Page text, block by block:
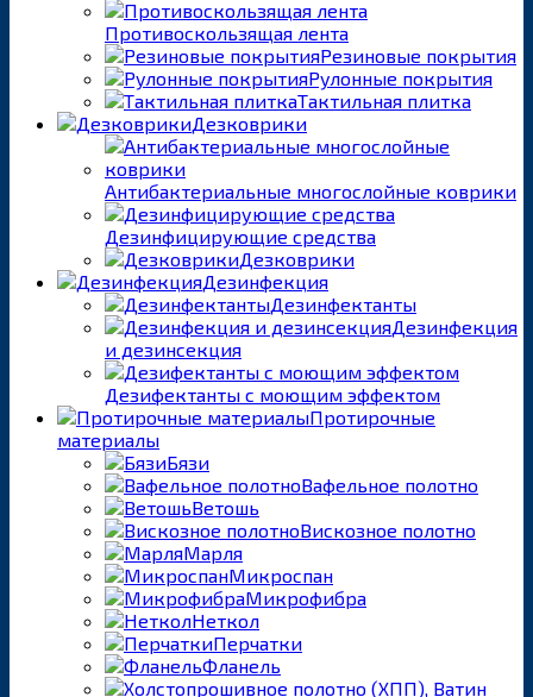
Противоскользящая лента
Резиновые покрытия
Рулонные покрытия
Тактильная плитка
Дезковрики
Антибактериальные многослойные коврики
Дезинфицирующие средства
Дезковрики
Дезинфекция
Дезинфектанты
Дезинфекция
и дезинсекция
Дезифектанты с моющим эффектом
Протирочные
материалы
Бязи
Вафельное полотно
Ветошь
Вискозное полотно
Марля
Микроспан
Микрофибра
Неткол
Перчатки
Фланель